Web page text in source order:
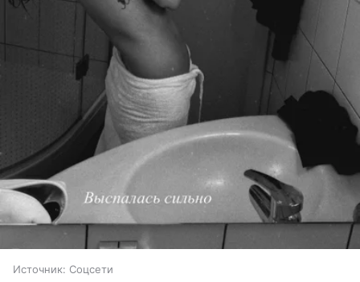
Источник: Соцсети